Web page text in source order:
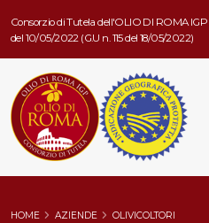
Consorzio di Tutela dell'OLIO DI ROMA
del 10/05/2022 (G.U n. 115 del 18/05/2022)
HOME AZIENDE OLIVICOLTORI